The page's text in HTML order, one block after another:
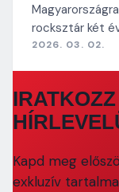
rocksztár két
2026. 03. 02.
Kapd meg
exkluzív